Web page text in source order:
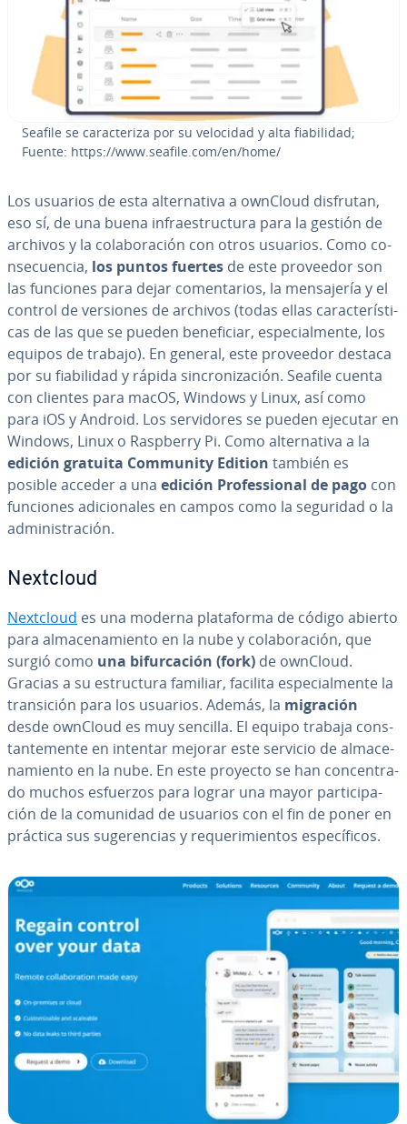
Seafile se ca­ra­c­te­ri­za por su velocidad y alta fia­bi­li­dad;
Fuente: https://www.seafile.com/en/home/
Los usuarios de esta al­te­r­na­ti­va a ownCloud disfrutan,
eso sí, de una buena in­frae­s­tru­c­tu­ra para la gestión de
archivos y la co­la­bo­ra­ción con otros usuarios. Como co­
n­se­cue­n­cia, los puntos fuertes de este proveedor son
las funciones para dejar co­me­n­ta­rios, la me­n­sa­je­ría y el
control de versiones de archivos (todas ellas ca­ra­c­te­rí­s­ti­
cas de las que se pueden be­ne­fi­ciar, es­pe­cia­l­me­n­te, los
equipos de trabajo). En general, este proveedor destaca
por su fia­bi­li­dad y rápida si­n­cro­ni­za­ción. Seafile cuenta
con clientes para macOS, Windows y Linux, así como
para iOS y Android. Los se­r­vi­do­res se pueden ejecutar en
Windows, Linux o Raspberry Pi. Como al­te­r­na­ti­va a la
edición gratuita Community Edition también es
posible acceder a una edición Pro­fe­s­sio­nal de pago con
funciones adi­cio­na­les en campos como la seguridad o la
ad­mi­ni­s­tra­ción.
Nextcloud
Nextcloud es una moderna pla­ta­fo­r­ma de código abierto
para al­ma­ce­na­mie­n­to en la nube y co­la­bo­ra­ción, que
surgió como una bi­fu­r­ca­ción (fork) de ownCloud.
Gracias a su es­tru­c­tu­ra familiar, facilita es­pe­cia­l­me­n­te la
tra­n­si­ción para los usuarios. Además, la migración
desde ownCloud es muy sencilla. El equipo trabaja co­n­s­
ta­n­te­me­n­te en intentar mejorar este servicio de al­ma­ce­
na­mie­n­to en la nube. En este proyecto se han co­n­ce­n­tra­
do muchos esfuerzos para lograr una mayor pa­r­ti­ci­pa­
ción de la comunidad de usuarios con el fin de poner en
práctica sus su­ge­re­n­cias y re­que­ri­mie­n­tos es­pe­cí­fi­cos.